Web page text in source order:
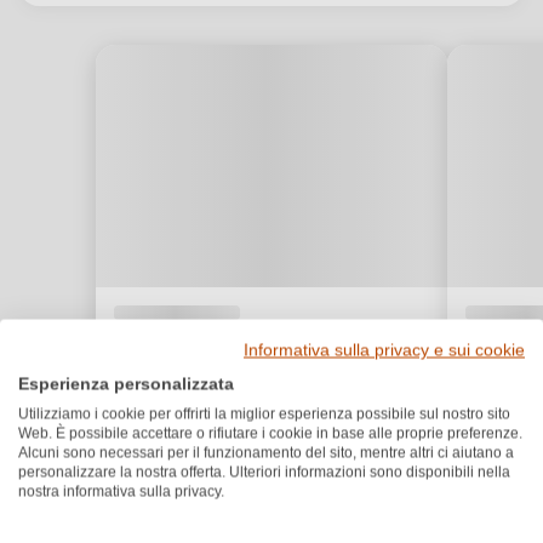
Informativa sulla privacy e sui cookie
Esperienza personalizzata
Utilizziamo i cookie per offrirti la miglior esperienza possibile sul nostro sito
Web. È possibile accettare o rifiutare i cookie in base alle proprie preferenze.
Alcuni sono necessari per il funzionamento del sito, mentre altri ci aiutano a
personalizzare la nostra offerta. Ulteriori informazioni sono disponibili nella
nostra informativa sulla privacy.